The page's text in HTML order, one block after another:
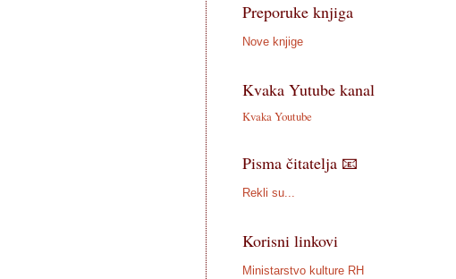
Preporuke knjiga
Nove knjige
Kvaka Yutube kanal
Kvaka Youtube
Pisma čitatelja 📧
Rekli su...
Korisni linkovi
Ministarstvo kulture RH